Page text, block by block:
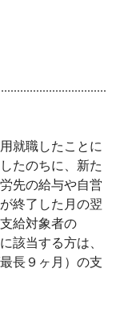
就職したことに
たのちに、 新た
先の給与や自営
終了した月の翌
給対象者の
該当する方は、
長９ヶ月）の支